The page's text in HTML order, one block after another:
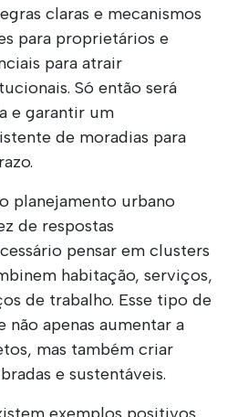
claras e mecanismos
para proprietários e
para atrair
Só então será
e garantir um
de moradias para
planejamento urbano
de respostas
pensar em clusters
habitação, serviços,
de trabalho. Esse tipo de
apenas aumentar a
mas também criar
e sustentáveis.